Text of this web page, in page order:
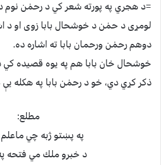
=د هجري په پورته شعر كي د رحمٰن
لومړى د حمٰن د خوشحال بابا زوى او
دوهم رحمٰن ورحمان بابا ته اشاره ده.
خوشحال خان بابا هم په يوه قصيده كي
ذكر كړي دي، خو د رحمٰن بابا په هكله
مطلع:
په پښتو ژبه چي ماعلم
د خبرو ملك مي فتحه